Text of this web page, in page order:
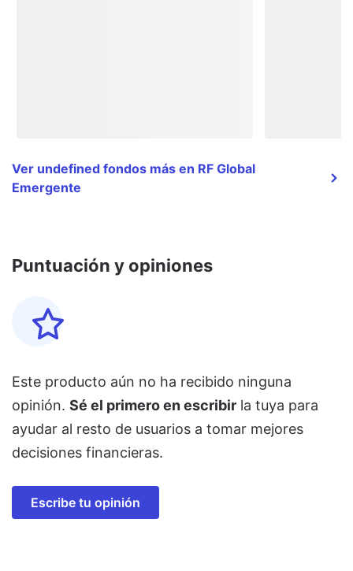
Ver undefined fondos más en RF Global
Emergente
Puntuación y opiniones
Este producto aún no ha recibido ninguna
opinión. Sé el primero en escribir la tuya para
ayudar al resto de usuarios a tomar mejores
decisiones financieras.
Escribe tu opinión